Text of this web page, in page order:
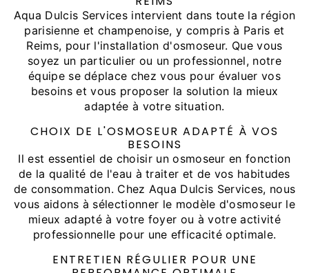
Aqua Dulcis Services intervient dans toute la région
parisienne et champenoise, y compris à Paris et
Reims, pour l'installation d'osmoseur. Que vous
soyez un particulier ou un professionnel, notre
équipe se déplace chez vous pour évaluer vos
besoins et vous proposer la solution la mieux
adaptée à votre situation.
CHOIX DE L'OSMOSEUR ADAPTÉ À VOS
BESOINS
Il est essentiel de choisir un osmoseur en fonction
de la qualité de l'eau à traiter et de vos habitudes
de consommation. Chez Aqua Dulcis Services, nous
vous aidons à sélectionner le modèle d'osmoseur le
mieux adapté à votre foyer ou à votre activité
professionnelle pour une efficacité optimale.
ENTRETIEN RÉGULIER POUR UNE